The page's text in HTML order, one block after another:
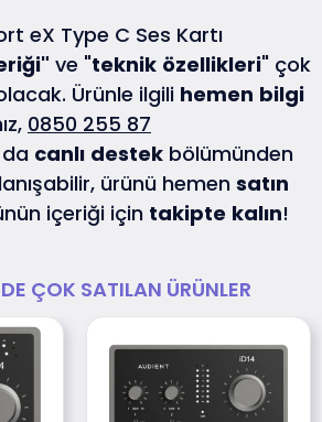
eX Type C Ses Kartı
ve "teknik özellikleri" çok
Ürünle ilgili hemen bilgi
0850 255 87
canlı destek bölümünden
ürünü hemen satın
içeriği için takipte kalın!
ÇOK SATILAN ÜRÜNLER